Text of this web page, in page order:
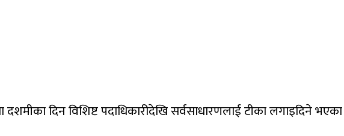
दशमीका दिन विशिष्ट पदाधिकारीदेखि सर्वसाधारणलाई टीका लगाइदिने